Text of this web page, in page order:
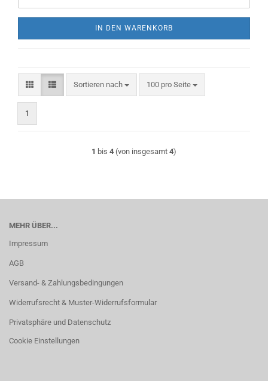
IN DEN WARENKORB
Sortieren nach
Sortieren nach 100 pro Seite
pro Seite
1
1 bis 4 (von insgesamt 4)
MEHR ÜBER...
Impressum
AGB
Versand- & Zahlungsbedingungen
Widerrufsrecht & Muster-Widerrufsformular
Privatsphäre und Datenschutz
Cookie Einstellungen